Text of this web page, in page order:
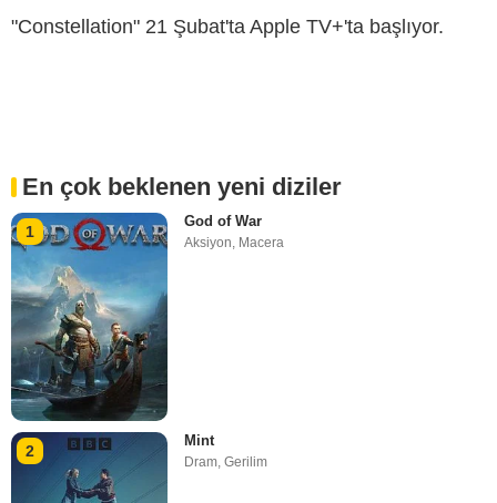
"Constellation" 21 Şubat'ta Apple TV+'ta başlıyor.
En çok beklenen yeni diziler
1
God of War
Aksiyon Macera
2
Mint
Dram,Gerilim